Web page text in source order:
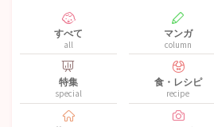
すべて
all
マンガ
column
特集
special
食・レシピ
recipe